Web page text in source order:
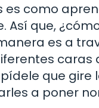
es como
Así que,
es a
que gire
a poner